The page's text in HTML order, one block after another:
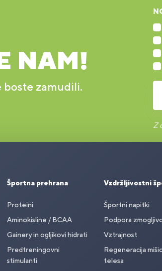
NAM!
boste zamudili.
Z
Športna prehrana
Proteini
Aminokisline / BCAA
Gainery in ogljikovi hidrati
Predtreningovni
stimulanti
Vzdržljivostni
Športni napitki
Podpora
Vztrajnost
Regeneracija
telesa